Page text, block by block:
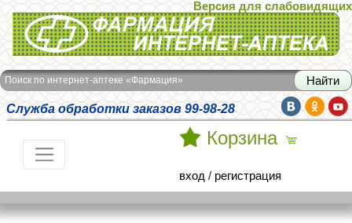
Интернет-аптека Фармация
Версия для слабовидящих
Поиск по интернет-аптеке «Фармация»
Служба обработки заказов 99-98-28
Корзина
вход / регистрация